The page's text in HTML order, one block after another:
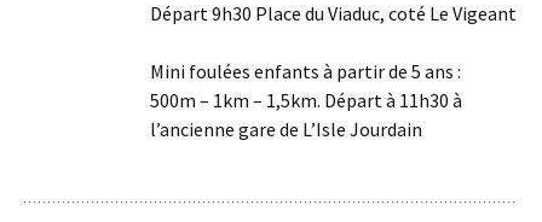
Départ 9h30 Place du Viaduc, coté Le Vigeant
Mini foulées enfants à partir de 5 ans :
500m – 1km – 1,5km. Départ à 11h30 à
l’ancienne gare de L’Isle Jourdain